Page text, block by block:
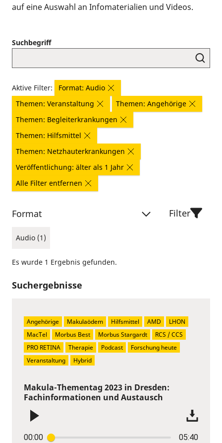
auf eine Auswahl an Infomaterialien und Videos.
Suchbegriff
Aktive Filter:
Format: Audio
Themen: Veranstaltung
Themen: Angehörige
Themen: Begleiterkrankungen
Themen: Hilfsmittel
Themen: Netzhauterkrankungen
Veröffentlichung: älter als 1 Jahr
Alle Filter entfernen
Format
Audio (1)
Filter
Es wurde 1 Ergebnis gefunden.
Suchergebnisse
Makula-Thementag 2023 in Dresden:
Fachinformationen und Austausch
00:00 05:40
Angehörige Makulaödem Hilfsmittel AMD
LHON
MacTel
Morbus Best Morbus Stargardt
RCS / CCS
PRO RETINA
Therapie Podcast
Forschung heute
Veranstaltung
Hybrid